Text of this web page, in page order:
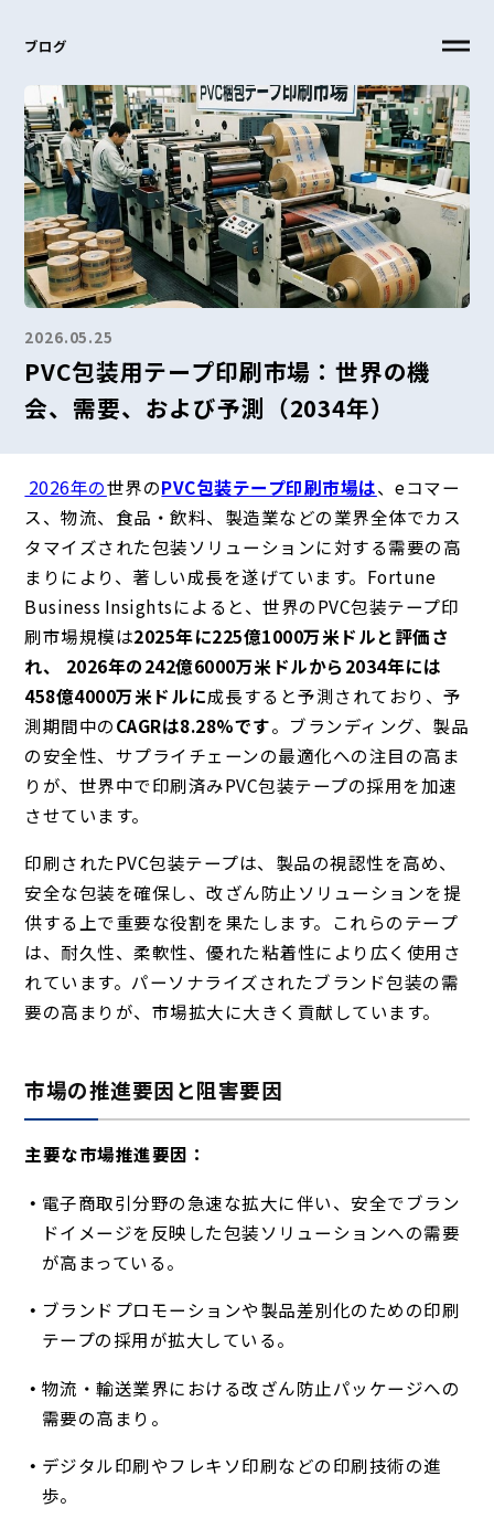
ブログ
2026.05.25
PVC包装用テープ印刷市場：世界の機
会、需要、および予測（2034年）
2026年の世界のPVC包装テープ印刷市場は、eコマー
ス、物流、食品・飲料、製造業などの業界全体でカス
タマイズされた包装ソリューションに対する需要の高
まりにより、著しい成長を遂げています。Fortune
Business Insightsによると、世界のPVC包装テープ印
刷市場規模は2025年に225億1000万米ドルと評価さ
れ、 2026年の242億6000万米ドルから2034年には
458億4000万米ドルに成長すると予測されており 、予
測期間中のCAGRは8.28%です。ブランディング、製品
の安全性、サプライチェーンの最適化への注目の高ま
りが、世界中で印刷済みPVC包装テープの採用を加速
させています。
印刷されたPVC包装テープは、製品の視認性を高め、
安全な包装を確保し、改ざん防止ソリューションを提
供する上で重要な役割を果たします。これらのテープ
は、耐久性、柔軟性、優れた粘着性により広く使用さ
れています。パーソナライズされたブランド包装の需
要の高まりが、市場拡大に大きく貢献しています。
市場の推進要因と阻害要因
主要な市場推進要因：
電子商取引分野の急速な拡大に伴い、安全でブラン
ドイメージを反映した包装ソリューションへの需要
が高まっている。
ブランドプロモーションや製品差別化のための印刷
テープの採用が拡大している。
物流・輸送業界における改ざん防止パッケージへの
需要の高まり。
デジタル印刷やフレキソ印刷などの印刷技術の進
歩。